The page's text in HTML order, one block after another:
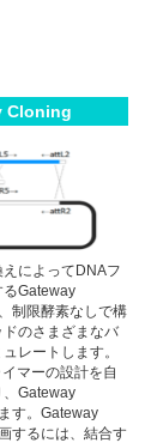
Cloning
によってDNAフ
るGateway
制限酵素なしで構
のさまざまなバ
レートします。
マーの設計を自
、Gateway
す。Gateway
するには、結合す